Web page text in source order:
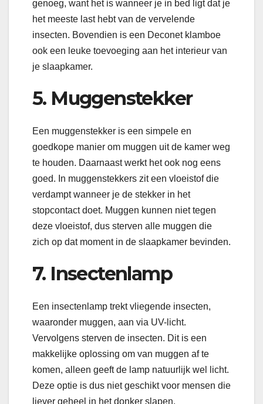
genoeg, want het is wanneer je in bed ligt dat je
het meeste last hebt van de vervelende
insecten. Bovendien is een Deconet klamboe
ook een leuke toevoeging aan het interieur van
je slaapkamer.
5. Muggenstekker
Een muggenstekker is een simpele en
goedkope manier om muggen uit de kamer weg
te houden. Daarnaast werkt het ook nog eens
goed. In muggenstekkers zit een vloeistof die
verdampt wanneer je de stekker in het
stopcontact doet. Muggen kunnen niet tegen
deze vloeistof, dus sterven alle muggen die
zich op dat moment in de slaapkamer bevinden.
7. Insectenlamp
Een insectenlamp trekt vliegende insecten,
waaronder muggen, aan via UV-licht.
Vervolgens sterven de insecten. Dit is een
makkelijke oplossing om van muggen af te
komen, alleen geeft de lamp natuurlijk wel licht.
Deze optie is dus niet geschikt voor mensen die
liever geheel in het donker slapen.